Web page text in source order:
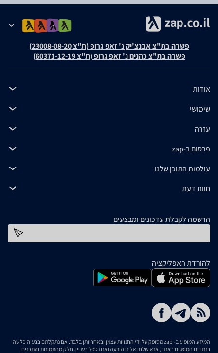
פשרה בת"צ אבנצ'יק נ' זאפ גרופ (ת"צ 23008-08-20)
פשרה בת"צ כהנים נ' זאפ גרופ (ת"צ 60371-12-19)
אודות
שימושי
עזרה
פרסום ב-zap
עולמות התוכן שלנו
חוות דעת
הרשמה לקבלת עדכונים ומבצעים
להורדת האפליקציה
המידע המופיע ב- zap מסופק על ידי החנויות עצמן ובאחריותן בלבד. אם נתקלתם בבעיה כלשהי
בנתונים המוצגים באתר, אנא שלחו אלינו הודעה ואנו נטפל בעניין. חלק מהתמונות והתכנים